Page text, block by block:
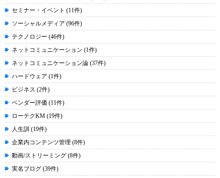
セミナー・イベント (11件)
ソーシャルメディア (96件)
テクノロジー (46件)
ネットコミュニケーション (1件)
ネットコミュニケーション論 (37件)
ハードウェア (1件)
ビジネス (2件)
ベンダー評価 (11件)
ローテクKM (19件)
人生訓 (19件)
企業内コンテンツ管理 (8件)
動画/ストリーミング (8件)
実名ブログ (39件)